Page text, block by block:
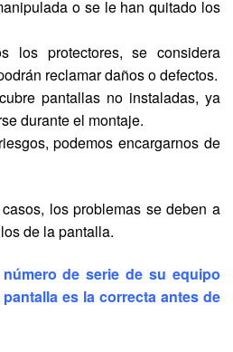
o se le han quitado los
los protectores, se considera
reclamar daños o defectos.
pantallas no instaladas, ya
durante el montaje.
podemos encargarnos de
los problemas se deben a
de la pantalla.
de serie de su equipo
es la correcta antes de